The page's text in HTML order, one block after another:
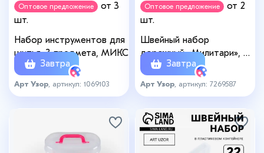
Оптовое предложение
от 3
шт.
Набор инструментов для
шитья, 3 предмета, МИКС
Завтра
Арт Узор , артикул: 1069103
Оптовое предложение
от 2
шт.
Швейный набор
дорожный «Милитари», 6
предметов, в футляре,
6.5×2.5 см
Завтра
Арт Узор , артикул: 7269587